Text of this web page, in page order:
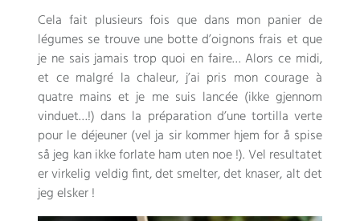
Cela fait plusieurs fois que dans mon panier de
légumes se trouve une botte d’oignons frais et que
je ne sais jamais trop quoi en faire…Alors ce midi,
et ce malgré la chaleur,j’ai pris mon courage à
quatre mains et je me suis lancée(ikke gjennom
vinduet…!)dans la préparation d’une tortilla verte
pour le déjeuner(vel ja sir kommer hjem for å spise
så jeg kan ikke forlate ham uten noe !). Vel resultatet
er virkelig veldig fint, det smelter, det knaser, alt det
jeg elsker !